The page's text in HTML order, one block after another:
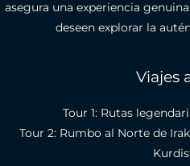
asegura una experiencia
deseen explorar la
Viajes
Tour 1: Rutas
Tour 2​: Rumbo al Norte de